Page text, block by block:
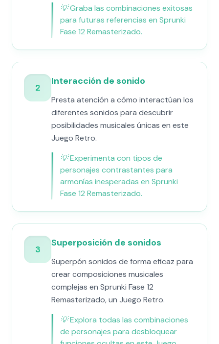
💡Graba las combinaciones exitosas
para futuras referencias en Sprunki
Fase 12 Remasterizado.
2
Interacción de sonido
Presta atención a cómo interactúan los
diferentes sonidos para descubrir
posibilidades musicales únicas en este
Juego Retro.
💡Experimenta con tipos de
personajes contrastantes para
armonías inesperadas en Sprunki
Fase 12 Remasterizado.
3
Superposición de sonidos
Superpón sonidos de forma eficaz para
crear composiciones musicales
complejas en Sprunki Fase 12
Remasterizado, un Juego Retro.
💡Explora todas las combinaciones
de personajes para desbloquear